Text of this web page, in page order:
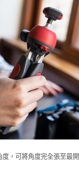
，可將角度完全張至最開